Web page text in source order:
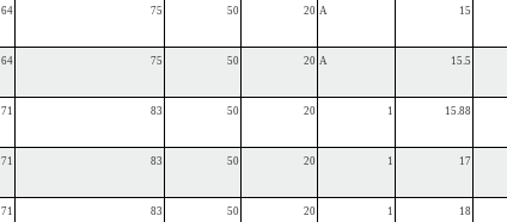
64 75 50 20 A 15
64 75 50 20 A 15.5
71 83 50 20 1 15.88
71 83 50 20 1 17
71 83 50 20 1 18